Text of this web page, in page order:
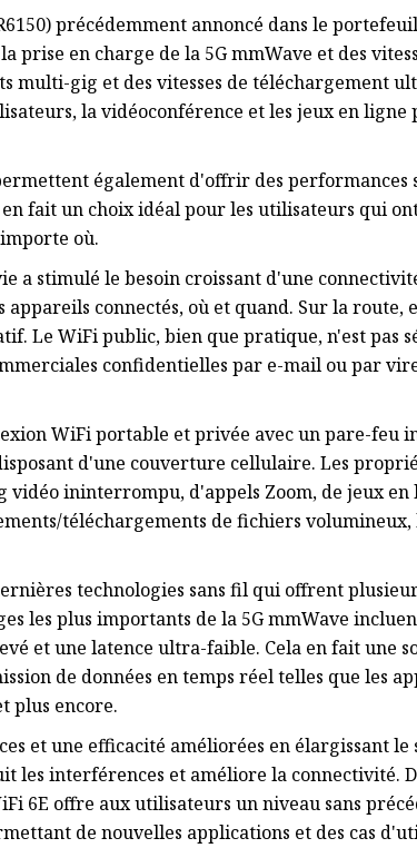
précédemment annoncé dans le
prise en charge de la 5G mmWave et des
multi-gig et des vitesses de téléchargement
la vidéoconférence et les jeux en ligne
également d'offrir des performances
fait un choix idéal pour les utilisateurs qui
où.
a stimulé le besoin croissant d'une
connectés, où et quand. Sur la route,
Le WiFi public, bien que pratique, n'est pas
confidentielles par e-mail ou par
WiFi portable et privée avec un pare-feu
d'une couverture cellulaire. Les
ininterrompu, d'appels Zoom, de jeux en
téléchargements de fichiers
technologies sans fil qui offrent
les plus importants de la 5G mmWave
et une latence ultra-faible. Cela en fait une
de données en temps réel telles que les
plus encore.
et une efficacité améliorées en élargissant le
les interférences et améliore la connectivité.
6E offre aux utilisateurs un niveau sans
de nouvelles applications et des cas